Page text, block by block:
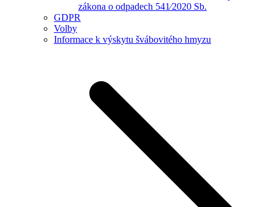
zákona o odpadech 541⁄2020 Sb.
GDPR
Volby
Informace k výskytu švábovitého hmyzu